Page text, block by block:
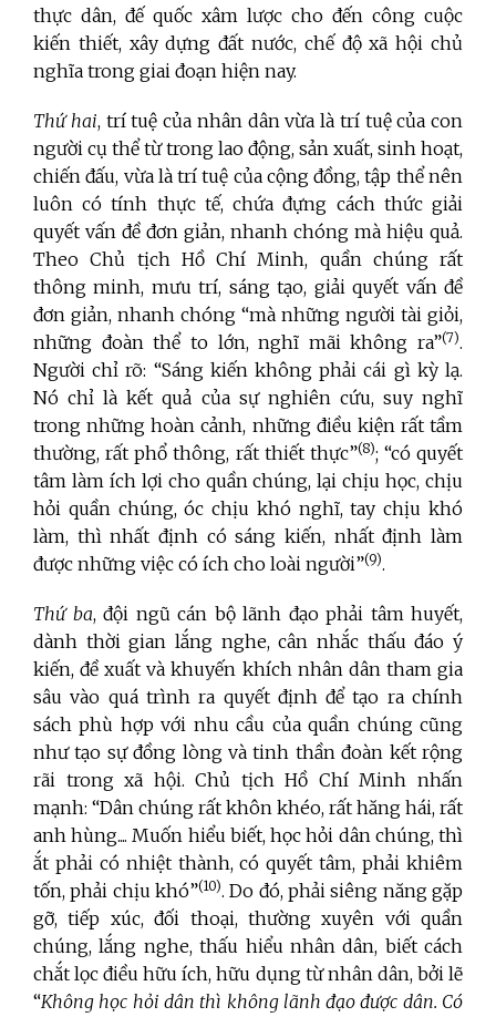
thực dân, đế quốc xâm lược cho đến công cuộc
kiến thiết, xây dựng đất nước, chế độ xã hội chủ
nghĩa trong giai đoạn hiện nay.
Thứ hai, trí tuệ của nhân dân vừa là trí tuệ của con
người cụ thể từ trong lao động, sản xuất, sinh hoạt,
chiến đấu, vừa là trí tuệ của cộng đồng, tập thể nên
luôn có tính thực tế, chứa đựng cách thức giải
quyết vấn đề đơn giản, nhanh chóng mà hiệu quả.
Theo Chủ tịch Hồ Chí Minh, quần chúng rất
thông minh, mưu trí, sáng tạo, giải quyết vấn đề
đơn giản, nhanh chóng “mà những người tài giỏi,
những đoàn thể to lớn, nghĩ mãi không ra”(7).
Người chỉ rõ: “Sáng kiến không phải cái gì kỳ lạ.
Nó chỉ là kết quả của sự nghiên cứu, suy nghĩ
trong những hoàn cảnh, những điều kiện rất tầm
thường, rất phổ thông, rất thiết thực”(8); “có quyết
tâm làm ích lợi cho quần chúng, lại chịu học, chịu
hỏi quần chúng, óc chịu khó nghĩ, tay chịu khó
làm, thì nhất định có sáng kiến, nhất định làm
được những việc có ích cho loài người”(9).
Thứ ba, đội ngũ cán bộ lãnh đạo phải tâm huyết,
dành thời gian lắng nghe, cân nhắc thấu đáo ý
kiến, đề xuất và khuyến khích nhân dân tham gia
sâu vào quá trình ra quyết định để tạo ra chính
sách phù hợp với nhu cầu của quần chúng cũng
như tạo sự đồng lòng và tinh thần đoàn kết rộng
rãi trong xã hội. Chủ tịch Hồ Chí Minh nhấn
mạnh: “Dân chúng rất khôn khéo, rất hăng hái, rất
anh hùng.... Muốn hiểu biết, học hỏi dân chúng, thì
ắt phải có nhiệt thành, có quyết tâm, phải khiêm
tốn, phải chịu khó”(10). Do đó, phải siêng năng gặp
gỡ, tiếp xúc, đối thoại, thường xuyên với quần
chúng, lắng nghe, thấu hiểu nhân dân, biết cách
chắt lọc điều hữu ích, hữu dụng từ nhân dân, bởi lẽ
“Không học hỏi dân thì không lãnh đạo được dân. Có